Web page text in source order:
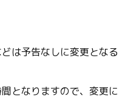
は予告なしに変更となる
となりますので、変更に